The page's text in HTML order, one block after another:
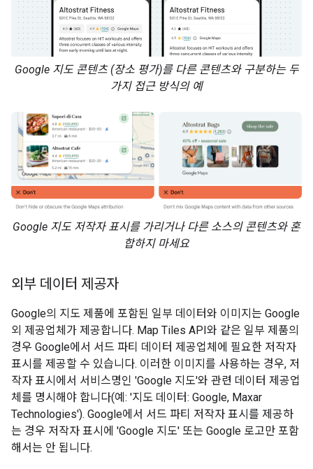
Google 지도 콘텐츠 (장소 평가)를 다른 콘텐츠와 구분하는 두
가지 접근 방식의 예
Google 지도 저작자 표시를 가리거나 다른 소스의 콘텐츠와 혼
합하지 마세요
외부 데이터 제공자
Google의 지도 제품에 포함된 일부 데이터와 이미지는 Google
외 제공업체가 제공합니다. Map Tiles API와 같은 일부 제품의
경우 Google에서 서드 파티 데이터 제공업체에 필요한 저작자
표시를 제공할 수 있습니다. 이러한 이미지를 사용하는 경우, 저
작자 표시에서 서비스명인 'Google 지도'와 관련 데이터 제공업
체를 명시해야 합니다(예: '지도 데이터: Google, Maxar
Technologies'). Google에서 서드 파티 저작자 표시를 제공하
는 경우 저작자 표시에 'Google 지도' 또는 Google 로고만 포함
해서는 안 됩니다.